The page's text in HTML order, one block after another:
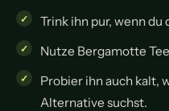
Trink ihn pur, wenn
Nutze Bergamotte
Probier ihn auch kalt,
Alternative suchst.